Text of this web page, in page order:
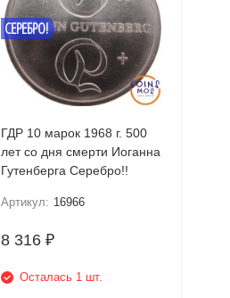
СЕРЕБРО!
ГДР 10 марок 1968 г. 500
лет со дня смерти Иоганна
Гутенберга Серебро!!
Артикул: 16966
8 316₽
Осталась 1 шт.